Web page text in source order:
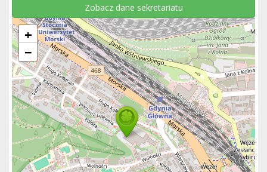
Zobacz dane sekretariatu
+
−